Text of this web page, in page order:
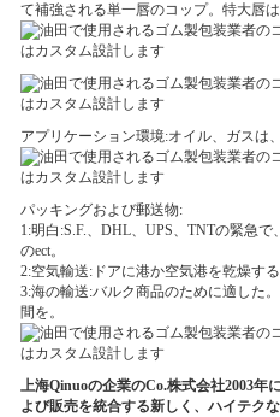
て補強される単一唇のコップ。特大唇
アプリケーション環境:オイル、ガスは
パッキングおよび郵送物:
1:明白:S.F.、DHL、UPS、TNTの緊急で
のect。
2:空気輸送:ドアに港か空気港を乾燥する
3:海の輸送:バルク商品のために適した
間を。
上海Qinuoの企業のCo.株式会社2003年
よび販売を統合する新しく、ハイテク